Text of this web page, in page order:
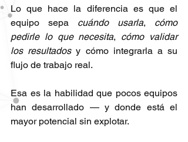
Lo que hace la diferencia es que el
equipo sepa cuándo usarla, cómo
pedirle lo que necesita, cómo validar
los resultados y cómo integrarla a su
flujo de trabajo real.
Esa es la habilidad que pocos equipos
han desarrollado — y donde está el
mayor potencial sin explotar.